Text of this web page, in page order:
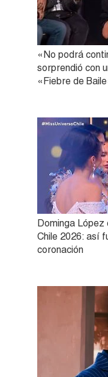
«No podrá
sorprendió con
«Fiebre de
Dominga López
Chile 2026: así
coronación